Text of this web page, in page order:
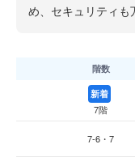
め、セキュリティも
階数
新着
7階
7-6・7